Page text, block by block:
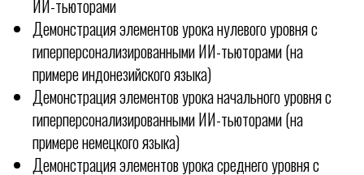
ИИ-тьюторами
Демонстрация элементов урока нулевого уровня с
гиперперсонализированными ИИ-тьюторами (на
примере индонезийского языка)
Демонстрация элементов урока начального уровня с
гиперперсонализированными ИИ-тьюторами (на
примере немецкого языка)
Демонстрация элементов урока среднего уровня с